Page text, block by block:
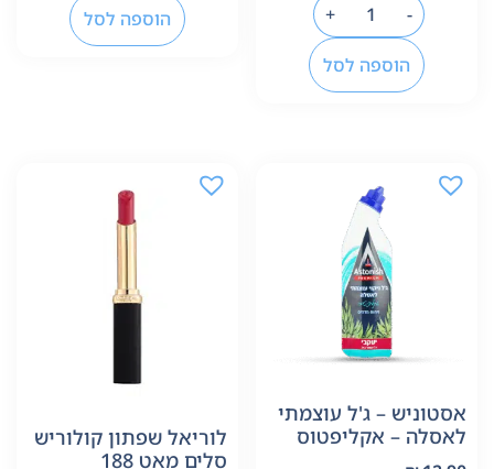
-
+
הוספה לסל
הוספה לסל
אסטוניש – ג'ל עוצמתי
לאסלה – אקליפטוס
לוריאל שפתון קולוריש
סלים מאט 188